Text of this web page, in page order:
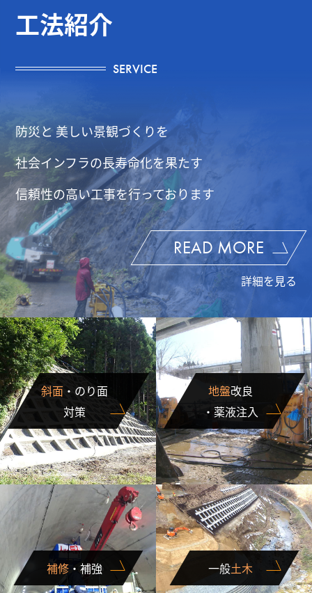
工法紹介
SERVICE
防災と 美しい景観づくりを
社会インフラの長寿命化を果たす
信頼性の高い工事を行っております
READ MORE
詳細を見る
斜面 ・のり面
対策
地盤改良
・薬液注入
補修・補強 一般土木